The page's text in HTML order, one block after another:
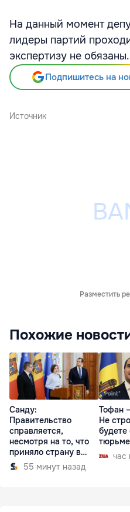
На данный момент
лидеры партий
экспертизу не обязаны.
Подпишитесь на
Источник
Разместить
Похожие
Санду:
Правительство
справляется,
несмотря на то, что
приняло страну в
разгар кризиса
55 минут назад
Тофан
Не
будете
тюрьме
час